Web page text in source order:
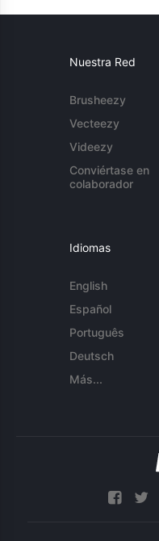
Nuestra Red
Brusheezy
Vecteezy
Videezy
Conviértase en
colaborador
Idiomas
English
Español
Português
Deutsch
Más...